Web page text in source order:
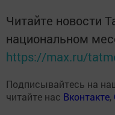
Читайте новости
национальном
https://max.ru/
Подписывайтесь на
читайте нас Вконтакте,